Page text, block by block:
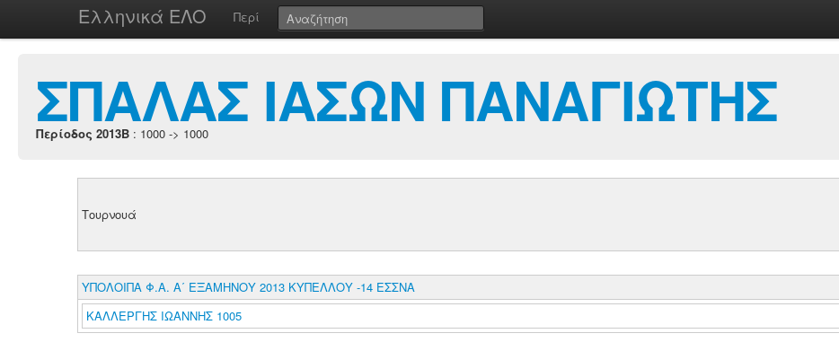
Ελληνικά ΕΛΟ Περί
ΣΠΑΛΑΣ ΙΑΣΩΝ ΠΑΝΑΓΙΩΤΗΣ
Περίοδος 2013B : 1000 -> 1000
Τουρνουά
ΥΠΟΛΟΙΠΑ Φ.Α. Α΄ ΕΞΑΜΗΝΟΥ 2013 ΚΥΠΕΛΛΟΥ -14 ΕΣΣΝΑ
ΚΑΛΛΕΡΓΗΣ ΙΩΑΝΝΗΣ 1005